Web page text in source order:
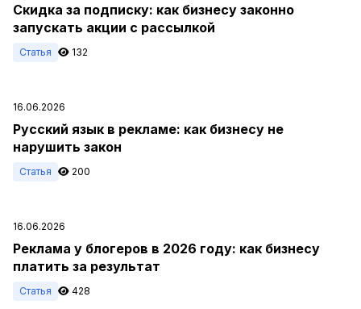
Скидка за подписку: как бизнесу законно
запускать акции с рассылкой
Статья 132
16.06.2026
Русский язык в рекламе: как бизнесу не
нарушить закон
Статья 200
16.06.2026
Реклама у блогеров в 2026 году: как бизнесу
платить за результат
Статья 428